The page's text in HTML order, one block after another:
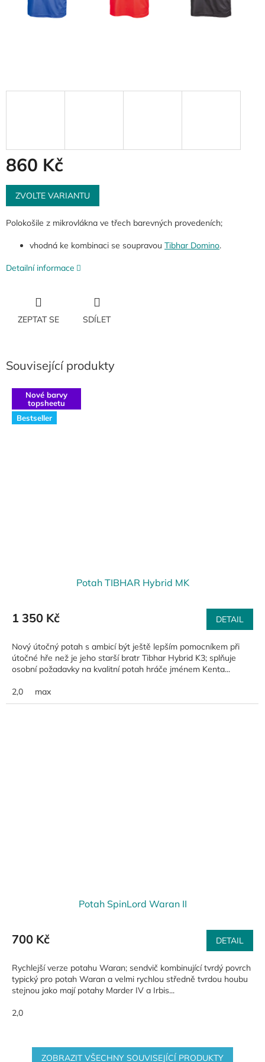
860 Kč
Měrná
cena:
ZVOLTE VARIANTU
Polokošile z mikrovlákna ve třech barevných provedeních;
vhodná ke kombinaci se soupravou Tibhar Domino.
Detailní informace
ZEPTAT SE SDÍLET
Související produkty
Nové barvy
topsheetu
Bestseller
Potah TIBHAR Hybrid MK
1 350 Kč DETAIL
Nový útočný potah s ambicí být ještě lepším pomocníkem při
útočné hře než je jeho starší bratr Tibhar Hybrid K3; splňuje
osobní požadavky na kvalitní potah hráče jménem Kenta...
2,0 max
Potah SpinLord Waran II
700 Kč DETAIL
Rychlejší verze potahu Waran; sendvič kombinující tvrdý povrch
typický pro potah Waran a velmi rychlou středně tvrdou houbu
stejnou jako mají potahy Marder IV a Irbis...
2,0
ZOBRAZIT VŠECHNY SOUVISEJÍCÍ PRODUKTY